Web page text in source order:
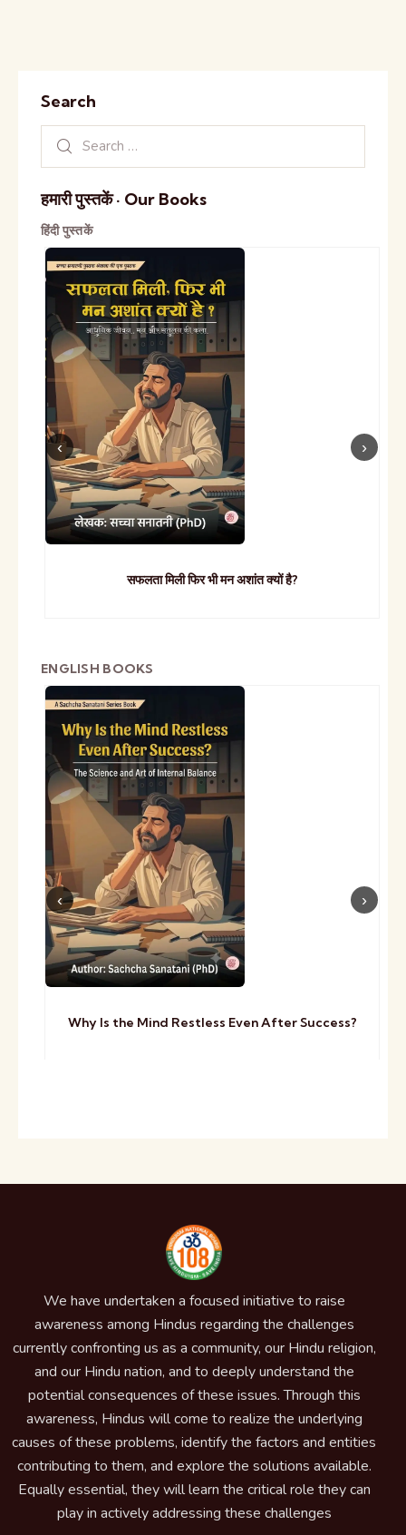
Search
हमारी पुस्तकें · Our Books
हिंदी पुस्तकें
सफलता मिली फिर भी मन अशांत क्यों है?
ENGLISH BOOKS
Why Is the Mind Restless Even After Success?
We have undertaken a focused initiative to raise
awareness among Hindus regarding the challenges
currently confronting us as a community, our Hindu religion,
and our Hindu nation, and to deeply understand the
potential consequences of these issues. Through this
awareness, Hindus will come to realize the underlying
causes of these problems, identify the factors and entities
contributing to them, and explore the solutions available.
Equally essential, they will learn the critical role they can
play in actively addressing these challenges